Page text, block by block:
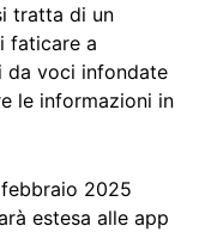
tratta di un
faticare a
da voci infondate
le informazioni in
2025
estesa alle app